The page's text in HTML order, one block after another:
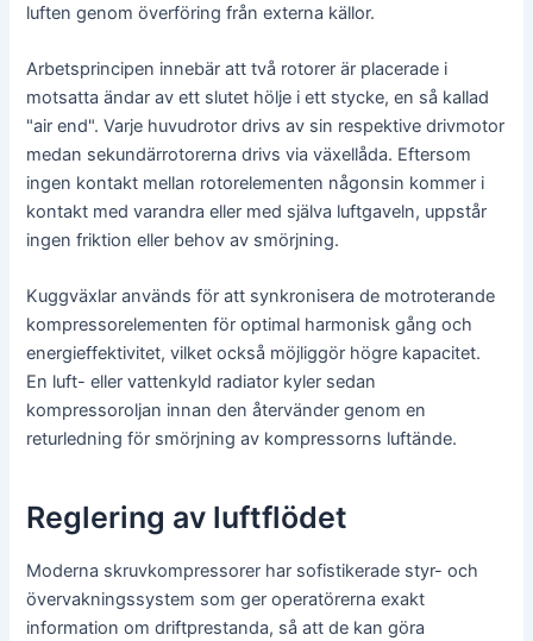
luften genom överföring från externa källor.
Arbetsprincipen innebär att två rotorer är placerade i
motsatta ändar av ett slutet hölje i ett stycke, en så kallad
"air end". Varje huvudrotor drivs av sin respektive drivmotor
medan sekundärrotorerna drivs via växellåda. Eftersom
ingen kontakt mellan rotorelementen någonsin kommer i
kontakt med varandra eller med själva luftgaveln, uppstår
ingen friktion eller behov av smörjning.
Kuggväxlar används för att synkronisera de motroterande
kompressorelementen för optimal harmonisk gång och
energieffektivitet, vilket också möjliggör högre kapacitet.
En luft- eller vattenkyld radiator kyler sedan
kompressoroljan innan den återvänder genom en
returledning för smörjning av kompressorns luftände.
Reglering av luftflödet
Moderna skruvkompressorer har sofistikerade styr- och
övervakningssystem som ger operatörerna exakt
information om driftprestanda, så att de kan göra